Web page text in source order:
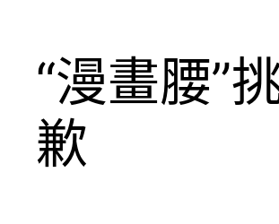
“漫畫腰”
歉